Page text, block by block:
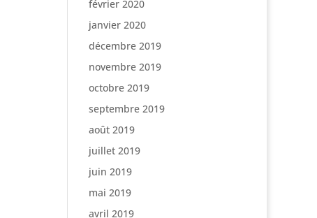
février 2020
janvier 2020
décembre 2019
novembre 2019
octobre 2019
septembre 2019
août 2019
juillet 2019
juin 2019
mai 2019
avril 2019